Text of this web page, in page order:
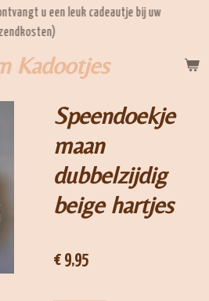
Kadootjes
u een leuk cadeautje bij uw
Speendoekje
maan
dubbelzijdig
beige hartjes
€ 9,95